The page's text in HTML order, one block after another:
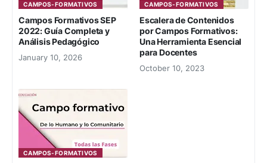
CAMPOS-FORMATIVOS
Campos Formativos SEP
2022: Guía Completa y
Análisis Pedagógico
January 10, 2026
CAMPOS-FORMATIVOS
Escalera de Contenidos
por Campos Formativos:
Una Herramienta Esencial
para Docentes
October 10, 2023
CAMPOS-FORMATIVOS